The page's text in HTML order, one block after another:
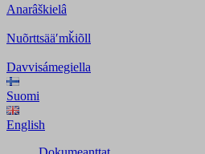
Anarâškielâ
Nuõrttsääʹmǩiõll
Davvisámegiella
Suomi
English